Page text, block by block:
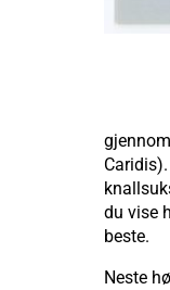
du vise
beste.
Neste